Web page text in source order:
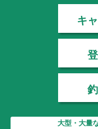
キ
大型・大量